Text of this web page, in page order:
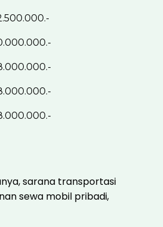
sarana transportasi
sewa mobil pribadi,